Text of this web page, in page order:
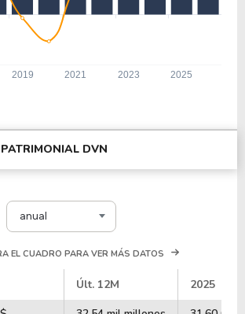
DVN
anual
EL CUADRO PARA VER MÁS DATOS
Últ. 12M
2025